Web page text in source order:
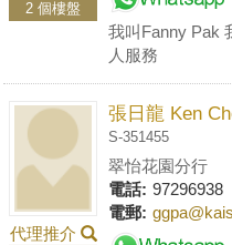
2 個樓盤
我叫Fanny Pak
人服務
代理推介
張日龍 Ken
S-351455
翠怡花園分行
電話: 97296938
電郵: